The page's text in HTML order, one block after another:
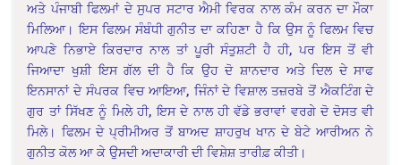
ਅਤੇ ਪੰਜਾਬੀ ਫਿਲਮਾਂ ਦੇ ਸੁਪਰ ਸਟਾਰ ਐਮੀ ਵਿਰਕ ਨਾਲ ਕੰਮ ਕਰਨ ਦਾ ਮੌਕਾ
ਮਿਲਿਆ। ਇਸ ਫਿਲਮ ਸੰਬੰਧੀ ਗੁਨੀਤ ਦਾ ਕਹਿਣਾ ਹੈ ਕਿ ਉਸ ਨੂੰ ਫਿਲਮ ਵਿਚ
ਆਪਣੇ ਨਿਭਾਏ ਕਿਰਦਾਰ ਨਾਲ ਤਾਂ ਪੂਰੀ ਸੰਤੁਸ਼ਟੀ ਹੈ ਹੀ, ਪਰ ਇਸ ਤੋਂ ਵੀ
ਜਿਆਦਾ ਖੁਸ਼ੀ ਇਸ ਗੱਲ ਦੀ ਹੈ ਕਿ ਉਹ ਦੋ ਸ਼ਾਨਦਾਰ ਅਤੇ ਦਿਲ ਦੇ ਸਾਫ
ਇਨਸਾਨਾਂ ਦੇ ਸੰਪਰਕ ਵਿਚ ਆਇਆ, ਜਿੰਨਾਂ ਦੇ ਵਿਸ਼ਾਲ ਤਜ਼ਰਬੇ ਤੋਂ ਐਕਟਿੰਗ ਦੇ
ਗੁਰ ਤਾਂ ਸਿੱਖਣ ਨੂੰ ਮਿਲੇ ਹੀ, ਇਸ ਦੇ ਨਾਲ ਹੀ ਵੱਡੇ ਭਰਾਵਾਂ ਵਰਗੇ ਦੋ ਦੋਸਤ ਵੀ
ਮਿਲੇ। ਫਿਲਮ ਦੇ ਪ੍ਰੀਮੀਅਰ ਤੋਂ ਬਾਅਦ ਸ਼ਾਹਰੁਖ ਖਾਨ ਦੇ ਬੇਟੇ ਆਰੀਅਨ ਨੇ
ਗੁਨੀਤ ਕੋਲ ਆ ਕੇ ਉਸਦੀ ਅਦਾਕਾਰੀ ਦੀ ਵਿਸ਼ੇਸ਼ ਤਾਰੀਫ਼ ਕੀਤੀ।